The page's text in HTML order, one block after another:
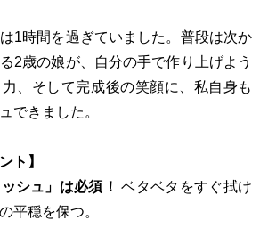
1時間を過ぎていました。普段は次か
2歳の娘が、自分の手で作り上げよう
、そして完成後の笑顔に、私自身も
できました。
ト】
シュ」は必須！ ベタベタをすぐ拭け
平穏を保つ。